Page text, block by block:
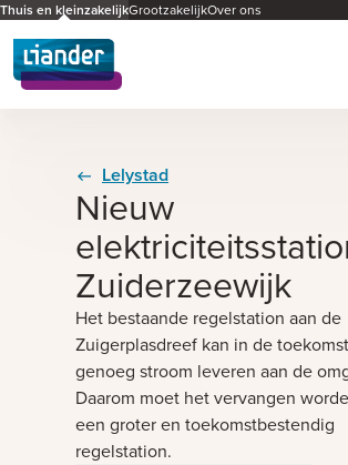
Thuis en kleinzakelijkGrootzakelijkOver ons
Lelystad
Nieuw
Zuiderzeewijk
Het bestaande regelstation aan de
Zuigerplasdreef kan in de
genoeg stroom leveren aan de
Daarom moet het vervangen
een groter en toekomstbestendig
regelstation.